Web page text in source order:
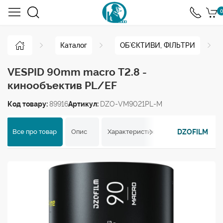
0
Каталог ОБ`ЄКТИВИ, ФІЛЬТРИ
VESPID 90mm macro T2.8 -
кинообъектив PL/EF
Код товару:89916Артикул: DZO-VM9021PL-M
Все про товар Опис Характеристики Відгуки
DZOFILM